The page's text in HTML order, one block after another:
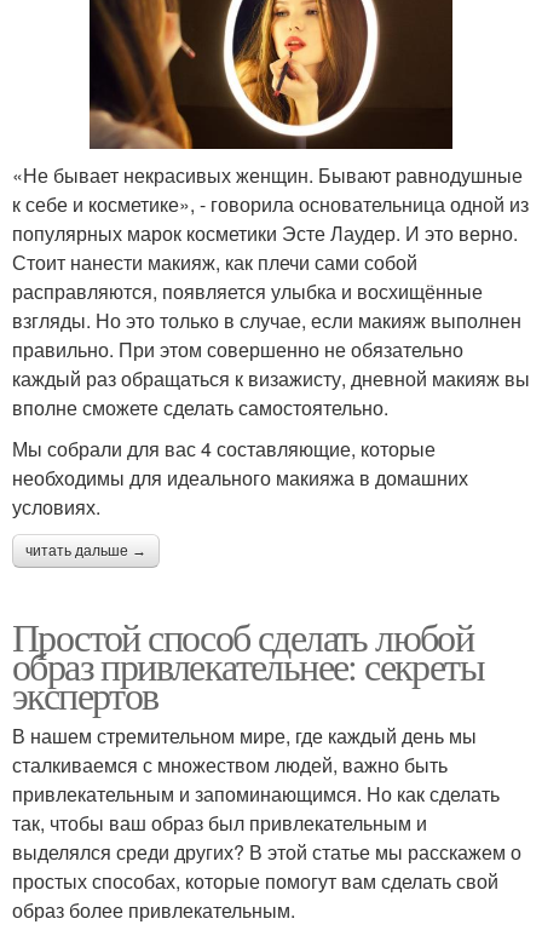
«Не бывает некрасивых женщин. Бывают равнодушные
к себе и косметике», - говорила основательница одной из
популярных марок косметики Эсте Лаудер. И это верно.
Стоит нанести макияж, как плечи сами собой
расправляются, появляется улыбка и восхищённые
взгляды. Но это только в случае, если макияж выполнен
правильно. При этом совершенно не обязательно
каждый раз обращаться к визажисту, дневной макияж вы
вполне сможете сделать самостоятельно.
Мы собрали для вас 4 составляющие, которые
необходимы для идеального макияжа в домашних
условиях.
читать дальше →
Простой способ сделать любой
образ привлекательнее: секреты
экспертов
В нашем стремительном мире, где каждый день мы
сталкиваемся с множеством людей, важно быть
привлекательным и запоминающимся. Но как сделать
так, чтобы ваш образ был привлекательным и
выделялся среди других? В этой статье мы расскажем о
простых способах, которые помогут вам сделать свой
образ более привлекательным.